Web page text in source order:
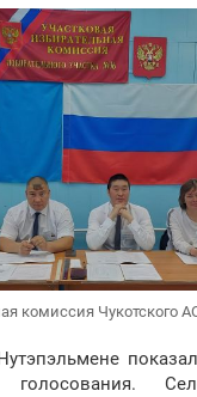
комиссия Чукотского